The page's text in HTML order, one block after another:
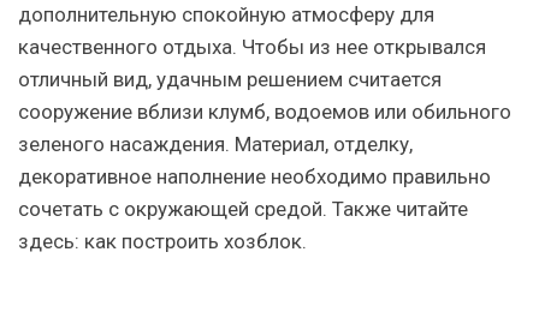
дополнительную спокойную атмосферу для
качественного отдыха. Чтобы из нее открывался
отличный вид, удачным решением считается
сооружение вблизи клумб, водоемов или обильного
зеленого насаждения. Материал, отделку,
декоративное наполнение необходимо правильно
сочетать с окружающей средой. Также читайте
здесь: как построить хозблок.